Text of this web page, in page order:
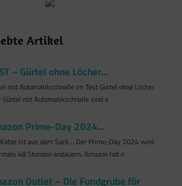
Artikel
– Gürtel ohne Löcher...
mit Automatikschnalle im Test Gürtel ohne Löcher
Gürtel mit Automatikschnalle sind e
Prime-Day 2024...
ist aus dem Sack… Der Prime-Day 2024 wird
48 Stunden andauern. Amazon hat n
Outlet – Die Fundgrube für